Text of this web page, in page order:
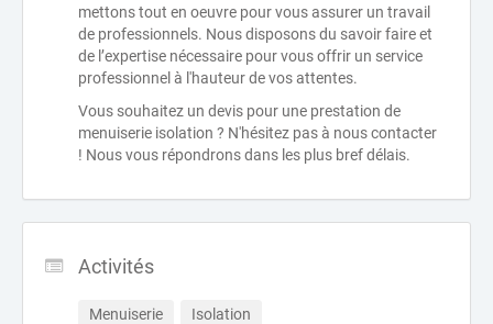
mettons tout en oeuvre pour vous assurer un travail
de professionnels. Nous disposons du savoir faire et
de l’expertise nécessaire pour vous offrir un service
professionnel à l'hauteur de vos attentes.
Vous souhaitez un devis pour une prestation de
menuiserie isolation ? N'hésitez pas à nous contacter
! Nous vous répondrons dans les plus bref délais.
Activités
Menuiserie
Isolation